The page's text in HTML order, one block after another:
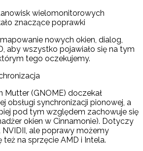
wielomonitorowych
znaczące poprawki
nowych okien, dialog,
aby wszystko pojawiało się na tym
tego oczekujemy.
Mutter (GNOME) doczekał
obsługi synchronizacji pionowej, a
pod tym względem zachowuje się
okien w Cinnamonie). Dotyczy
NVIDII, ale poprawy możemy
na sprzęcie AMD i Intela.